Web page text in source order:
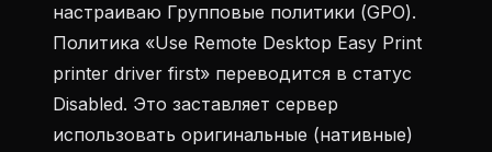
настраиваю Групповые политики (GPO).
Политика «Use Remote Desktop Easy Print
printer driver first» переводится в статус
Disabled. Это заставляет сервер
использовать оригинальные (нативные)